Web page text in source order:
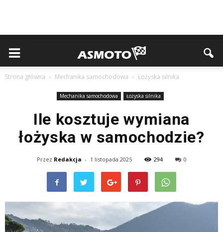
Strona główna Mechanika samochodowa Łożyska silnika
Mechanika samochodowa Łożyska silnika
Ile kosztuje wymiana
łożyska w samochodzie?
Przez Redakcja - 1 listopada 2025 294 0